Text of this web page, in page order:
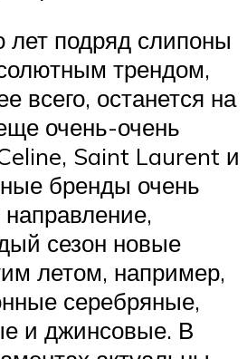
лет подряд слипоны
трендом,
всего, останется на
очень-очень
Saint Laurent и
бренды очень
сезон новые
летом, например,
серебряные,
и джинсовые. В